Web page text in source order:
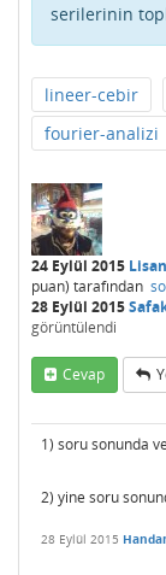
serilerinin
lineer-cebir
fourier-analizi
24 Eylül 2015
puan) tarafından
28 Eylül 2015
görüntülendi
Cevap
1) soru sonunda
2) yine soru
28 Eylül 2015